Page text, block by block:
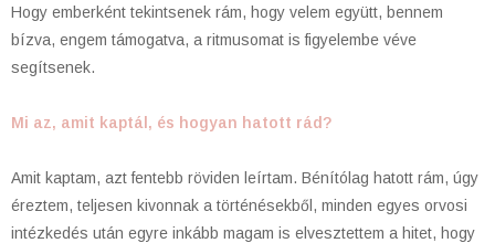
Hogy emberként tekintsenek rám, hogy velem együtt, bennem
bízva, engem támogatva, a ritmusomat is figyelembe véve
segítsenek.
Mi az, amit kaptál, és hogyan hatott rád?
Amit kaptam, azt fentebb röviden leírtam. Bénítólag hatott rám, úgy
éreztem, teljesen kivonnak a történésekből, minden egyes orvosi
intézkedés után egyre inkább magam is elvesztettem a hitet, hogy